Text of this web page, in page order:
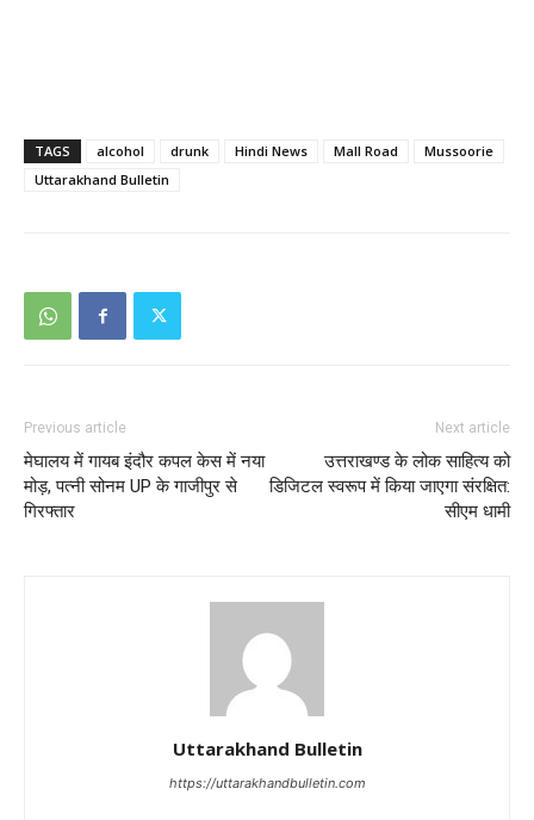
TAGS alcohol drunk Hindi News Mall Road
Mussoorie
Uttarakhand Bulletin
Previous article
मेघालय में गायब इंदौर कपल केस में नया
मोड़, पत्नी सोनम UP के गाजीपुर से
गिरफ्तार
Next article
उत्तराखण्ड के लोक साहित्य को
डिजिटल स्वरूप में किया जाएगा संरक्षित:
सीएम धामी
Uttarakhand Bulletin
https://uttarakhandbulletin.com